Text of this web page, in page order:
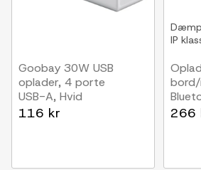
Goobay 30W USB
oplader, 4 porte
USB-A, Hvid
116 kr
IP
266